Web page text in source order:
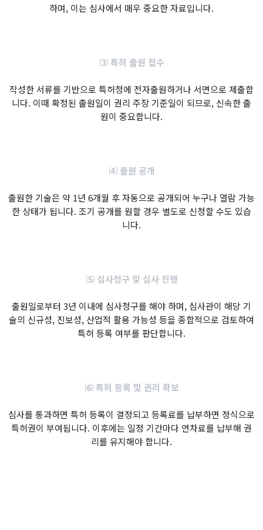
하며, 이는 심사에서 매우 중요한 자료입니다.
⑶ 특허 출원 접수
작성한 서류를 기반으로 특허청에 전자출원하거나 서면으로 제출합
니다. 이때 확정된 출원일이 권리 주장 기준일이 되므로, 신속한 출
원이 중요합니다.
⑷ 출원 공개
출원한 기술은 약 1년 6개월 후 자동으로 공개되어 누구나 열람 가능
한 상태가 됩니다. 조기 공개를 원할 경우 별도로 신청할 수도 있습
니다.
⑸ 심사청구 및 심사 진행
출원일로부터 3년 이내에 심사청구를 해야 하며, 심사관이 해당 기
술의 신규성, 진보성, 산업적 활용 가능성 등을 종합적으로 검토하여
특허 등록 여부를 판단합니다.
⑹ 특허 등록 및 권리 확보
심사를 통과하면 특허 등록이 결정되고 등록료를 납부하면 정식으로
특허권이 부여됩니다. 이후에는 일정 기간마다 연차료를 납부해 권
리를 유지해야 합니다.